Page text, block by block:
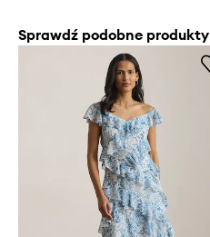
Sprawdź podobne produkty